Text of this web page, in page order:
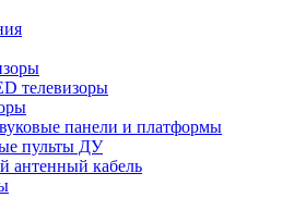
телевизоры
панели и платформы
пульты ДУ
антенный кабель